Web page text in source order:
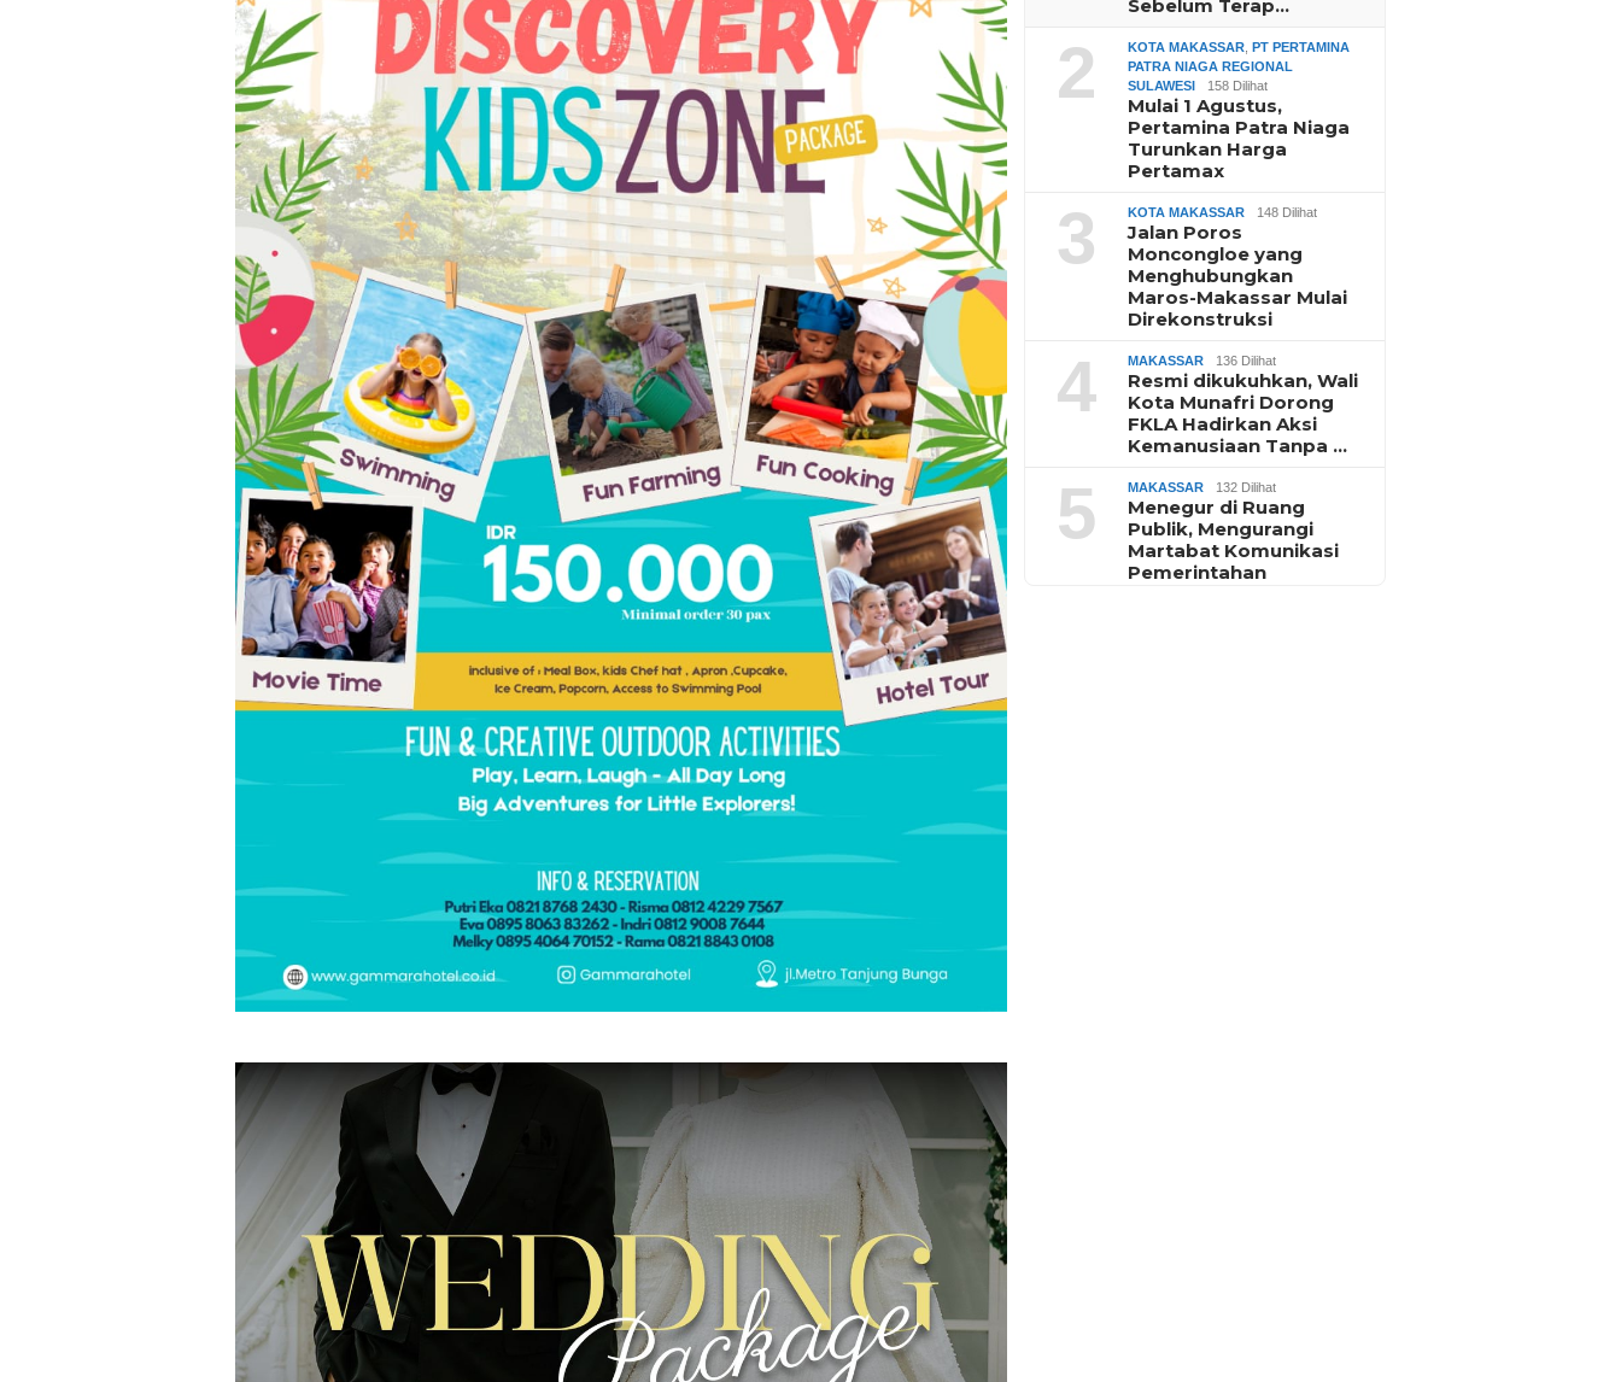
Sebelum Terap…
2 KOTA MAKASSAR ,PT PERTAMINA
PATRA NIAGA REGIONAL
SULAWESI
158 Dilihat
Mulai 1 Agustus,
Pertamina Patra Niaga
Turunkan Harga
Pertamax
3 KOTA MAKASSAR 148 Dilihat
Jalan Poros
Moncongloe yang
Menghubungkan
Maros-Makassar Mulai
Direkonstruksi
4 MAKASSAR 136 Dilihat
Resmi dikukuhkan, Wali
Kota Munafri Dorong
FKLA Hadirkan Aksi
Kemanusiaan Tanpa …
5 MAKASSAR 132 Dilihat
Menegur di Ruang
Publik, Mengurangi
Martabat Komunikasi
Pemerintahan